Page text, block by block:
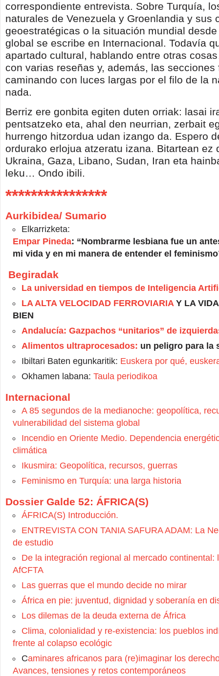
correspondiente entrevista. Sobre Turquía,
naturales de Venezuela y Groenlandia y sus
geoestratégicas o la situación mundial
global se escribe en Internacional. Todavía
apartado cultural, hablando entre otras
con varias reseñas y, además, las secciones
caminando con luces largas por el filo de la
nada.
Berriz ere gonbita egiten duten orriak: lasai
pentsatzeko eta, ahal den neurrian, zerbait
hurrengo hitzordua udan izango da. Espero
ordurako erlojua atzeratu izana. Bitartean ez
Ukraina, Gaza, Libano, Sudan, Iran eta
leku… Ondo ibili.
****************
Aurkibidea/ Sumario
Elkarrizketa:
Empar Pineda: “Nombrarme lesbiana fue un
mi vida y en mi manera de entender el
Begiradak
La universidad en tiempos de Inteligencia
LA ALTA VELOCIDAD FERROVIARIAY LA
BIEN
Andalucía: Gazpachos “unitarios” de
Alimentos ultraprocesados: un peligro para la
Ibiltari Baten egunkaritik: Euskera por qué,
Okhamen labana: Taula periodikoa
Internacional
A 85 segundos de la medianoche: geopolítica,
vulnerabilidad del sistema global
Incendio en Oriente Medio. Dependencia
climática
Ikusmira: Geopolítica, recursos, guerras
Feminismo en Turquía: una larga historia
Dossier Galde 52: ÁFRICA(S)
ÁFRICA(S) Introducción.
ENTREVISTA CON TANIA SAFURA ADAM: La
de estudio
De la integración regional al mercado continental:
AfCFTA
Las guerras que el mundo decide no mirar
África en pie: juventud, dignidad y soberanía en
Los dilemas de la deuda externa de África
Clima, colonialidad y re-existencia: los pueblos
frente al colapso ecológic
Caminares africanos para (re)imaginar los
Avances, tensiones y retos contemporáneos